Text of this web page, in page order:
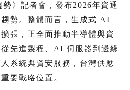
勢》記者會，發布2026年資通
勢。整體而言，生成式 AI
張，正全面推動半導體與資
先進製程、AI 伺服器到邊緣
系統與資安服務，台灣供應
要戰略位置。